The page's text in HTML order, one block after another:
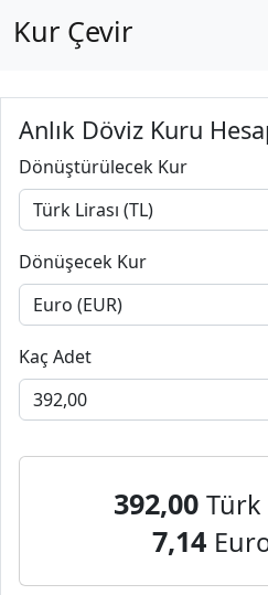
Kur Çevir
Anlık Döviz Kuru
Dönüştürülecek Kur
Dönüşecek Kur
Kaç Adet
392,00 Türk
7,14